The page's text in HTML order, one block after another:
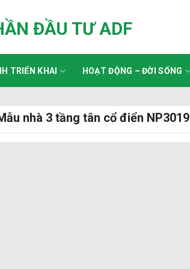
ĐẦU TƯ ADF
TRIỂN KHAI HOẠT ĐỘNG – ĐỜI SỐNG
nhà 3 tầng tân cổ điển NP3019